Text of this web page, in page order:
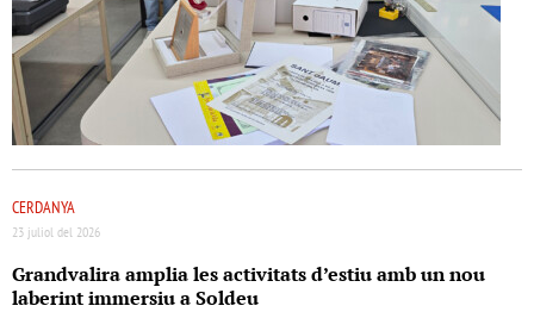
CERDANYA
23 juliol del 2026
Grandvalira amplia les activitats d’estiu amb un nou
laberint immersiu a Soldeu